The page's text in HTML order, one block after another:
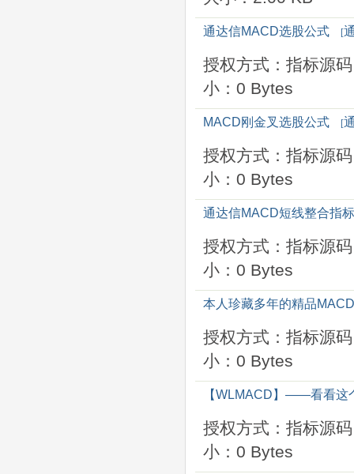
通达信MACD选股公式 [
授权方式：指标源码
小：0 Bytes
MACD刚金叉选股公式 [
授权方式：指标源码
小：0 Bytes
通达信MACD短线整合指
授权方式：指标源码
小：0 Bytes
本人珍藏多年的精品
授权方式：指标源码
小：0 Bytes
【WLMACD】——看看这
授权方式：指标源码
小：0 Bytes